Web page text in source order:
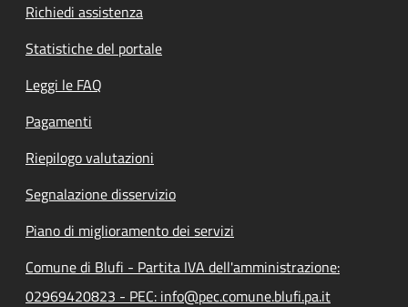
Richiedi assistenza
Statistiche del portale
Leggi le FAQ
Pagamenti
Riepilogo valutazioni
Segnalazione disservizio
Piano di miglioramento dei servizi
Comune di Blufi - Partita IVA dell'amministrazione:
02969420823 - PEC: info@pec.comune.blufi.pa.it